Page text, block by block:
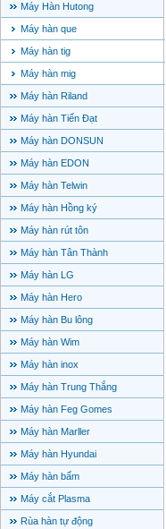
Máy Hàn Hutong
Máy hàn que
Máy hàn tig
Máy hàn mig
Máy hàn Riland
Máy hàn Tiến Đạt
Máy hàn DONSUN
Máy hàn EDON
Máy hàn Telwin
Máy hàn Hồng ký
Máy hàn rút tôn
Máy hàn Tân Thành
Máy hàn LG
Máy hàn Hero
Máy hàn Bu lông
Máy hàn Wim
Máy hàn inox
Máy hàn Trung Thắng
Máy hàn Feg Gomes
Máy hàn Marller
Máy hàn Hyundai
Máy hàn bấm
Máy cắt Plasma
Rùa hàn tự động